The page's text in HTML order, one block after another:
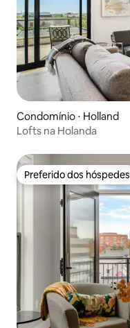
Condomínio ⋅ Holland
Lofts na Holanda
Preferido dos hóspedes
Preferido dos hóspedes